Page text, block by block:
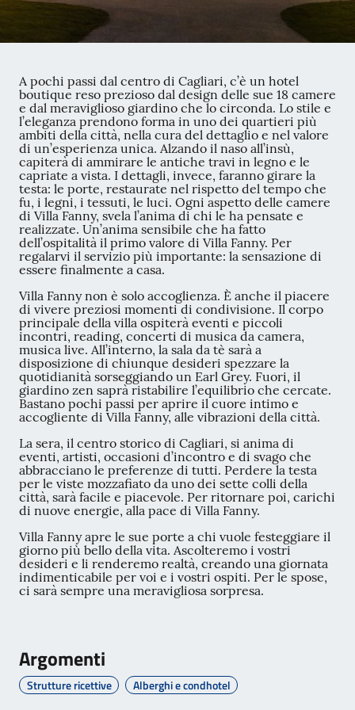
A pochi passi dal centro di Cagliari, c’è un hotel
boutique reso prezioso dal design delle sue 18 camere
e dal meraviglioso giardino che lo circonda. Lo stile e
l’eleganza prendono forma in uno dei quartieri più
ambiti della città, nella cura del dettaglio e nel valore
di un’esperienza unica. Alzando il naso all’insù,
capiterà di ammirare le antiche travi in legno e le
capriate a vista. I dettagli, invece, faranno girare la
testa: le porte, restaurate nel rispetto del tempo che
fu, i legni, i tessuti, le luci. Ogni aspetto delle camere
di Villa Fanny, svela l’anima di chi le ha pensate e
realizzate. Un’anima sensibile che ha fatto
dell’ospitalità il primo valore di Villa Fanny. Per
regalarvi il servizio più importante: la sensazione di
essere finalmente a casa.
Villa Fanny non è solo accoglienza. È anche il piacere
di vivere preziosi momenti di condivisione. Il corpo
principale della villa ospiterà eventi e piccoli
incontri, reading, concerti di musica da camera,
musica live. All’interno, la sala da tè sarà a
disposizione di chiunque desideri spezzare la
quotidianità sorseggiando un Earl Grey. Fuori, il
giardino zen saprà ristabilire l’equilibrio che cercate.
Bastano pochi passi per aprire il cuore intimo e
accogliente di Villa Fanny, alle vibrazioni della città.
La sera, il centro storico di Cagliari, si anima di
eventi, artisti, occasioni d’incontro e di svago che
abbracciano le preferenze di tutti. Perdere la testa
per le viste mozzafiato da uno dei sette colli della
città, sarà facile e piacevole. Per ritornare poi, carichi
di nuove energie, alla pace di Villa Fanny.
Villa Fanny apre le sue porte a chi vuole festeggiare il
giorno più bello della vita. Ascolteremo i vostri
desideri e li renderemo realtà, creando una giornata
indimenticabile per voi e i vostri ospiti. Per le spose,
ci sarà sempre una meravigliosa sorpresa.
Argomenti
Strutture ricettive Alberghi e condhotel